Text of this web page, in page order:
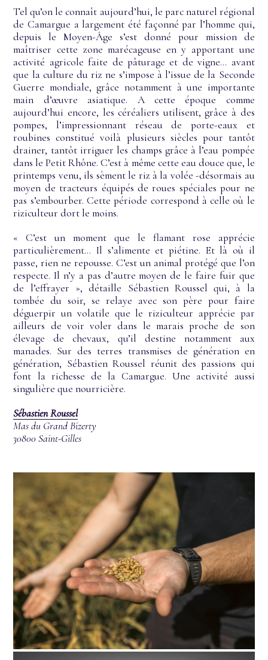
Tel qu’on le connaît aujourd’hui, le parc naturel régional
de Camargue a largement été façonné par l’homme qui,
depuis le Moyen-Âge s’est donné pour mission de
maîtriser cette zone marécageuse en y apportant une
activité agricole faite de pâturage et de vigne… avant
que la culture du riz ne s’impose à l’issue de la Seconde
Guerre mondiale, grâce notamment à une importante
main d’œuvre asiatique. A cette époque comme
aujourd’hui encore, les céréaliers utilisent, grâce à des
pompes, l’impressionnant réseau de porte-eaux et
roubines constitué voilà plusieurs siècles pour tantôt
drainer, tantôt irriguer les champs grâce à l’eau pompée
dans le Petit Rhône. C’est à même cette eau douce que, le
printemps venu, ils sèment le riz à la volée -désormais au
moyen de tracteurs équipés de roues spéciales pour ne
pas s’embourber. Cette période correspond à celle où le
riziculteur dort le moins.
« C’est un moment que le flamant rose apprécie
particulièrement… Il s’alimente et piétine. Et là où il
passe, rien ne repousse. C’est un animal protégé que l’on
respecte. Il n’y a pas d’autre moyen de le faire fuir que
de l’effrayer », détaille Sébastien Roussel qui, à la
tombée du soir, se relaye avec son père pour faire
déguerpir un volatile que le riziculteur apprécie par
ailleurs de voir voler dans le marais proche de son
élevage de chevaux, qu’il destine notamment aux
manades. Sur des terres transmises de génération en
génération, Sébastien Roussel réunit des passions qui
font la richesse de la Camargue. Une activité aussi
singulière que nourricière.
Sébastien Roussel
Mas du Grand Bizerty
30800 Saint-Gilles